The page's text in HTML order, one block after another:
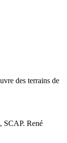
des terrains de
SCAP. René